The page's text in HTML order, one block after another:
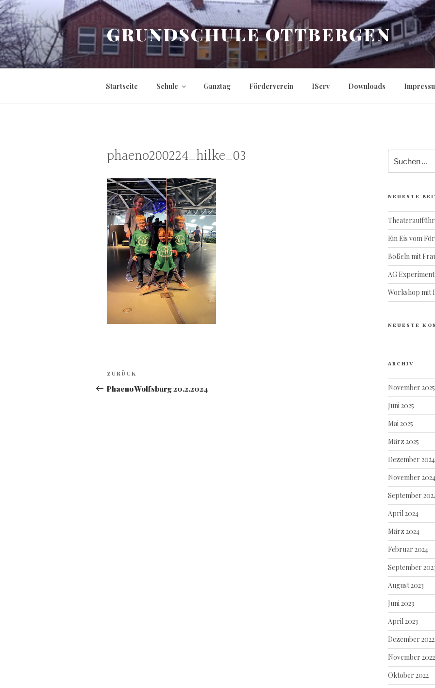
Zum
Inhalt
springen
GRUNDSCHULE OTTBERGEN
Startseite Schule Ganztag Förderverein IServ Downloads
phaeno200224_hilke_03
Beitragsnavigation
Vorheriger
Beitrag
ZURÜCK
Phaeno Wolfsburg 20.2.2024
nach:
NEUESTE
Ein Eis vom
Boßeln mit
AG
Workshop mit
NEUESTE
ARCHIV
November 2025
Juni 2025
Mai 2025
März 2025
Dezember 2024
November 2024
September
April 2024
März 2024
Februar 2024
September
August 2023
Juni 2023
April 2023
Dezember 2022
November 2022
Oktober 2022